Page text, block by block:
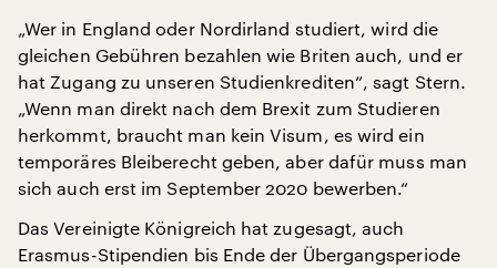
„Wer in England oder Nordirland studiert, wird die
gleichen Gebühren bezahlen wie Briten auch, und er
hat Zugang zu unseren Studienkrediten“, sagt Stern.
„Wenn man direkt nach dem Brexit zum Studieren
herkommt, braucht man kein Visum, es wird ein
temporäres Bleiberecht geben, aber dafür muss man
sich auch erst im September 2020 bewerben.“
Das Vereinigte Königreich hat zugesagt, auch
Erasmus-Stipendien bis Ende der Übergangsperiode